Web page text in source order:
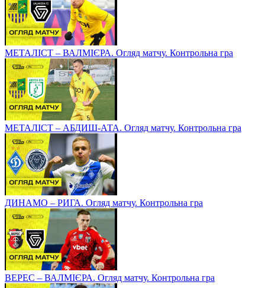
МЕТАЛІСТ – ВАЛМІЄРА. Огляд матчу. Контрольна гра
МЕТАЛІСТ – АБДИШ-АТА. Огляд матчу. Контрольна гра
ДИНАМО – РИГА. Огляд матчу. Контрольна гра
ВЕРЕС – ВАЛМІЄРА. Огляд матчу. Контрольна гра